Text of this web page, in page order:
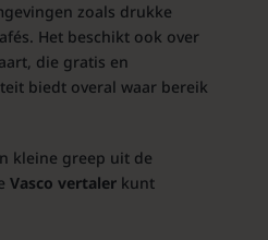
zoals drukke
Het beschikt ook over
die gratis en
biedt overal waar bereik
kleine greep uit de
Vasco vertalerkunt